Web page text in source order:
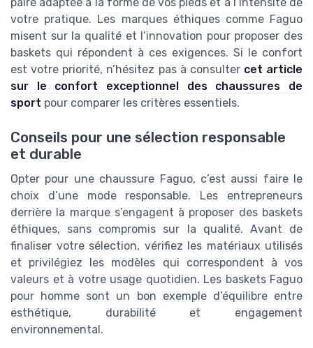
paire adaptée à la forme de vos pieds et à l’intensité de
votre pratique. Les marques éthiques comme Faguo
misent sur la qualité et l’innovation pour proposer des
baskets qui répondent à ces exigences. Si le confort
est votre priorité, n’hésitez pas à consulter cet article
sur le confort exceptionnel des chaussures de
sport pour comparer les critères essentiels.
Conseils pour une sélection responsable
et durable
Opter pour une chaussure Faguo, c’est aussi faire le
choix d’une mode responsable. Les entrepreneurs
derrière la marque s’engagent à proposer des baskets
éthiques, sans compromis sur la qualité. Avant de
finaliser votre sélection, vérifiez les matériaux utilisés
et privilégiez les modèles qui correspondent à vos
valeurs et à votre usage quotidien. Les baskets Faguo
pour homme sont un bon exemple d’équilibre entre
esthétique, durabilité et engagement
environnemental.